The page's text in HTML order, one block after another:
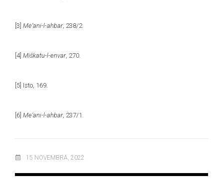
[3] Me‘ani-l-ahbar, 238/2.
[4] Miškatu-l-envar, 270.
[5] Isto, 169.
[6] Me‘ani-l-ahbar, 237/1.
15 NOVEMBRA, 2022